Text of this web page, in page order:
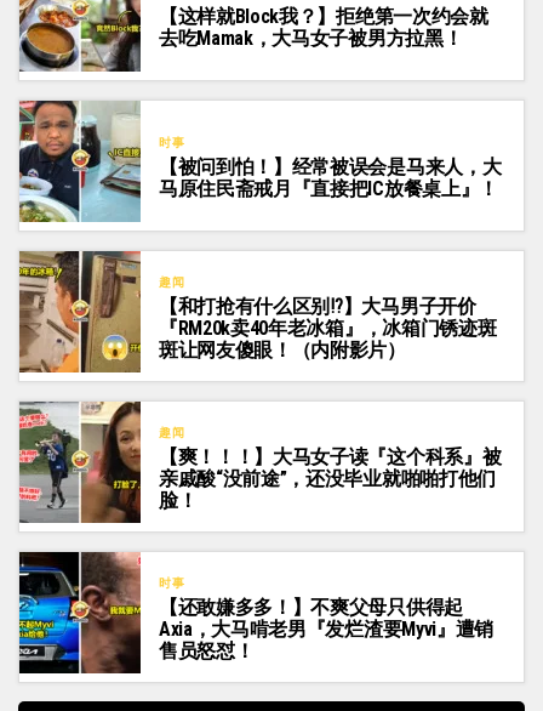
【这样就Block我？】拒绝第一次约会就
去吃Mamak，大马女子被男方拉黑！
时事
【被问到怕！】经常被误会是马来人，大
马原住民斋戒月『直接把IC放餐桌上』！
趣闻
【和打抢有什么区别⁉️】大马男子开价
『RM20k卖40年老冰箱』，冰箱门锈迹斑
斑让网友傻眼！（内附影片）
趣闻
【爽！！！】大马女子读『这个科系』被
亲戚酸“没前途”，还没毕业就啪啪打他们
脸！
时事
【还敢嫌多多！】不爽父母只供得起
Axia，大马啃老男『发烂渣要Myvi』遭销
售员怒怼！